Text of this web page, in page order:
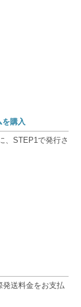
購入
、STEP1で発行さ
発送料金をお支払